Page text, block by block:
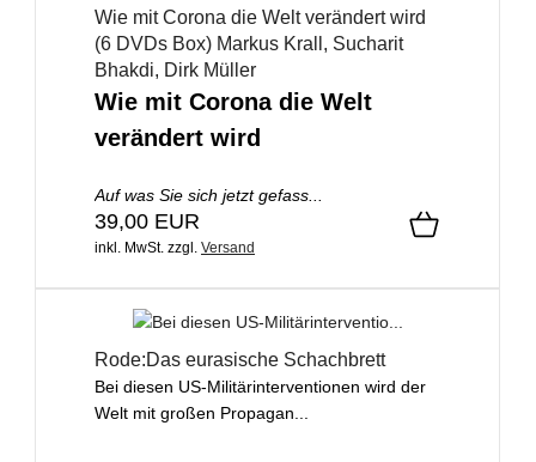
Wie mit Corona die Welt verändert wird
(6 DVDs Box) Markus Krall, Sucharit
Bhakdi, Dirk Müller
Wie mit Corona die Welt
verändert wird
Auf was Sie sich jetzt gefass...
39,00 EUR
inkl. MwSt. zzgl. Versand
Rode:Das eurasische Schachbrett
Bei diesen US-Militärinterventionen wird der
Welt mit großen Propagan...